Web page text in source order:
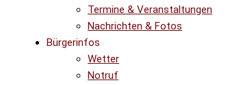
Termine & Veranstaltungen
Nachrichten & Fotos
Bürgerinfos
Wetter
Notruf